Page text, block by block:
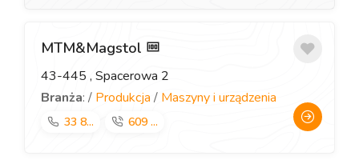
MTM&Magstol
43-445 , Spacerowa 2
Branża: / Produkcja / Maszyny i urządzenia
33 8... 609 ...